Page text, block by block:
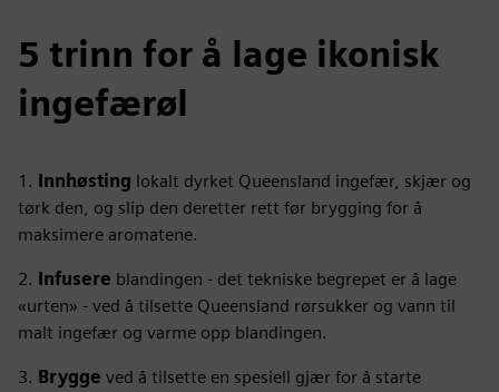
5 trinn for å lage ikonisk
ingefærøl
1. Innhøsting lokalt dyrket Queensland ingefær, skjær og
tørk den, og slip den deretter rett før brygging for å
maksimere aromatene.
2. Infusere blandingen - det tekniske begrepet er å lage
«urten» - ved å tilsette Queensland rørsukker og vann til
malt ingefær og varme opp blandingen.
3. Brygge ved å tilsette en spesiell gjær for å starte